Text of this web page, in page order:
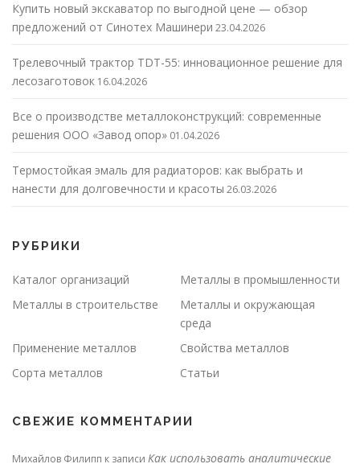
Купить новый экскаватор по выгодной цене — обзор
предложений от Синотех Машинери 23.04.2026
Трелевочный трактор TDT-55: инновационное решение для
лесозаготовок 16.04.2026
Все о производстве металлоконструкций: современные
решения ООО «Завод опор» 01.04.2026
Термостойкая эмаль для радиаторов: как выбрать и
нанести для долговечности и красоты 26.03.2026
РУБРИКИ
Каталог организаций
Металлы в промышленности
Металлы в строительстве
Металлы и окружающая
среда
Применение металлов
Свойства металлов
Сорта металлов
Статьи
СВЕЖИЕ КОММЕНТАРИИ
Михайлов Филипп к записи Как использовать аналитические